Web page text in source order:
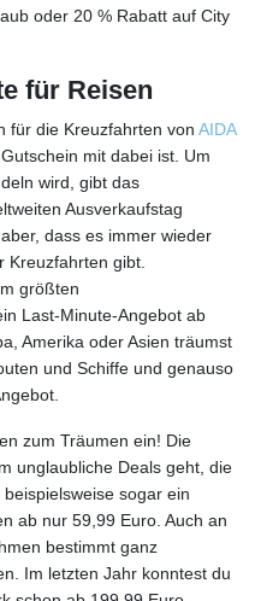
oder 20 % Rabatt auf City
für Reisen
für die Kreuzfahrten von AIDA
mit dabei ist. Um
wird, gibt das
Ausverkaufstag
dass es immer wieder
Kreuzfahrten gibt.
größten
Last-Minute-Angebot ab
Amerika oder Asien träumst
und Schiffe und genauso
zum Träumen ein! Die
unglaubliche Deals geht, die
sogar ein
ab nur 59,99 Euro. Auch an
bestimmt ganz
Im letzten Jahr konntest du